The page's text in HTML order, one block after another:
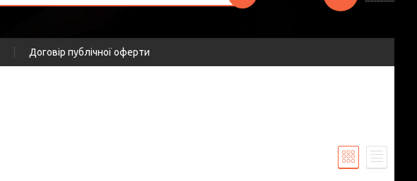
Договір публічної оферти